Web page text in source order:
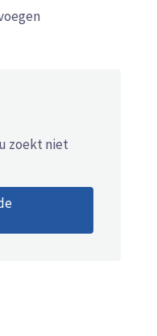
zoekt niet